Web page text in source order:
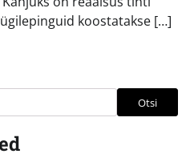
koostatakse […]
Otsi